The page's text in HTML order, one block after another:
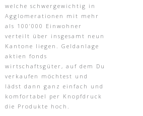
welche schwergewichtig in
Agglomerationen mit mehr
als 100’000 Einwohner
verteilt über insgesamt neun
Kantone liegen. Geldanlage
aktien fonds
wirtschaftsgüter, auf dem Du
verkaufen möchtest und
lädst dann ganz einfach und
komfortabel per Knopfdruck
die Produkte hoch.